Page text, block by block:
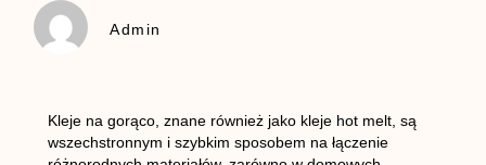
Admin
Kleje na gorąco, znane również jako kleje hot melt, są
wszechstronnym i szybkim sposobem na łączenie